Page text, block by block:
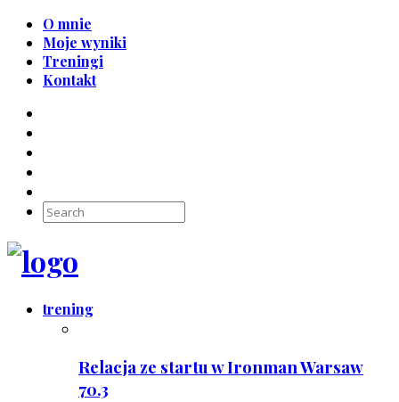
O mnie
Moje wyniki
Treningi
Kontakt
trening
Relacja ze startu w Ironman Warsaw
70.3